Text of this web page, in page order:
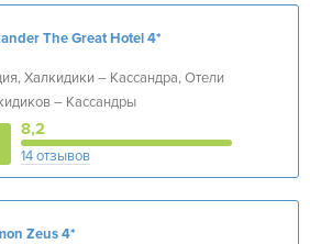
The Great Hotel4*
Халкидики – Кассандра, Отели
– Кассандры
8,2
14 отзывов
Zeus4*